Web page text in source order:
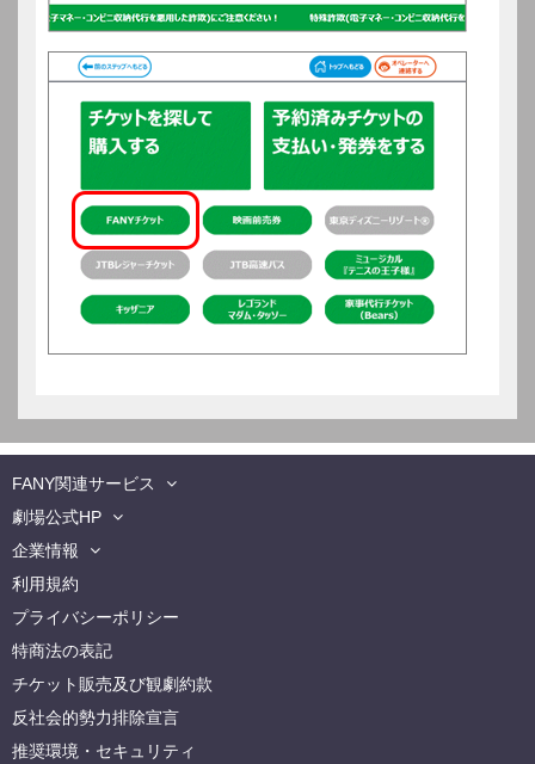
FANY関連サービス
劇場公式HP
企業情報
利用規約
プライバシーポリシー
特商法の表記
チケット販売及び観劇約款
反社会的勢力排除宣言
推奨環境・セキュリティ